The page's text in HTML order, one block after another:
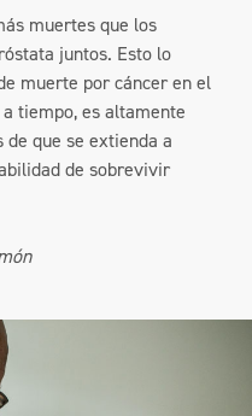
muertes que los
juntos. Esto lo
muerte por cáncer en el
tiempo, es altamente
que se extienda a
de sobrevivir